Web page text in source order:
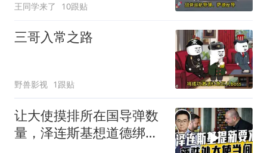
解近渴
王同学来了 10跟贴
三哥入常之路
野兽影视 1跟贴
让大使摸排所在国导弹数
量，泽连斯基想道德绑架